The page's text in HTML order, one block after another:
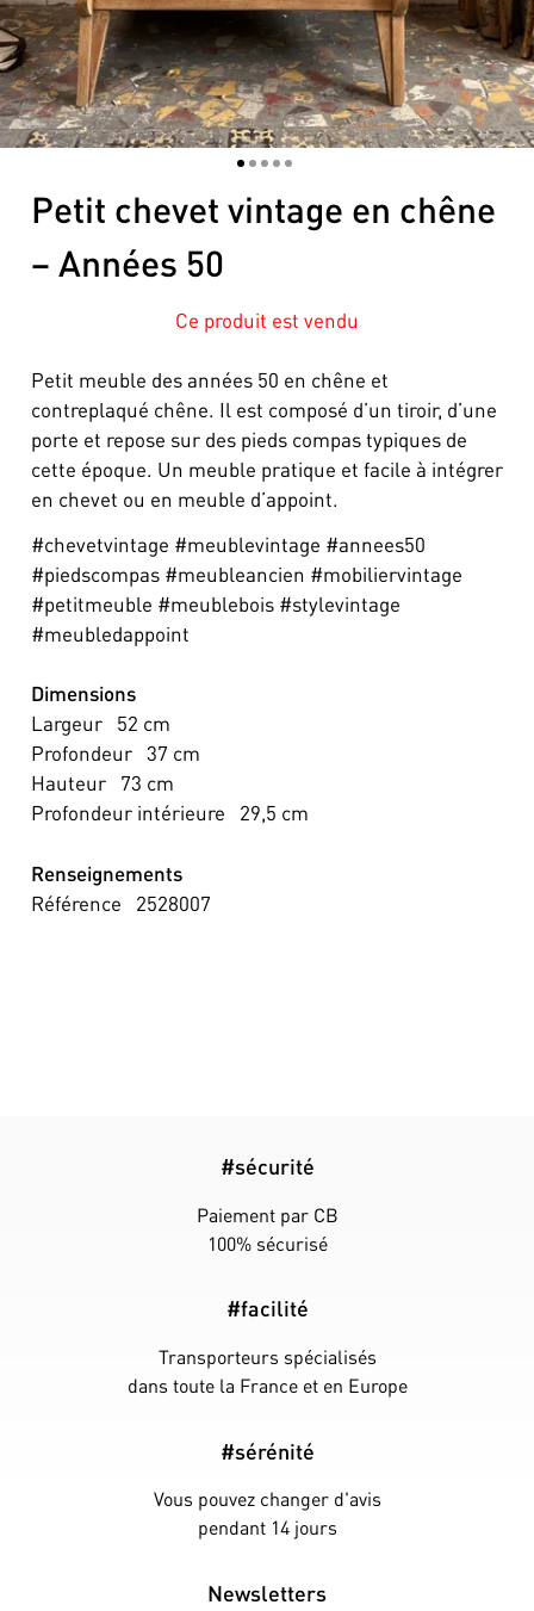
12345
Petit chevet vintage en chêne
– Années 50
Ce produit est vendu
Petit meuble des années 50 en chêne et
contreplaqué chêne. Il est composé d’un tiroir, d’une
porte et repose sur des pieds compas typiques de
cette époque. Un meuble pratique et facile à intégrer
en chevet ou en meuble d’appoint.
#chevetvintage #meublevintage #annees50
#piedscompas #meubleancien #mobiliervintage
#petitmeuble #meublebois #stylevintage
#meubledappoint
Dimensions
Largeur
52 cm
Profondeur 37 cm
Hauteur
73 cm
Profondeur intérieure
29,5 cm
Renseignements
Référence
2528007
#sécurité
Paiement par CB
100% sécurisé
#facilité
Transporteurs spécialisés
dans toute la France et en Europe
#sérénité
Vous pouvez changer d'avis
pendant 14 jours
Newsletters